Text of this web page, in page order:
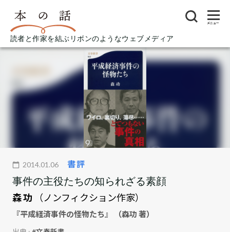
読者と作家を結ぶリボンのようなウェブメディア
メニュー
2014.01.06 書評
事件の主役たちの知られざる素顔
森 功
（ノンフィクション作家）
『平成経済事件の怪物たち』 （森功 著）